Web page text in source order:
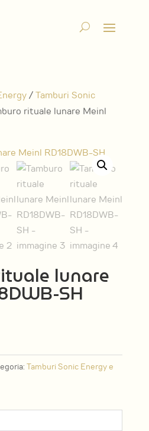
/Tamburi Sonic
rituale lunare Meinl
lunare
SH
Tamburi Sonic Energy e